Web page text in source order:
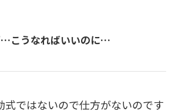
…こうなればいいのに…
式ではないので仕方がないのです